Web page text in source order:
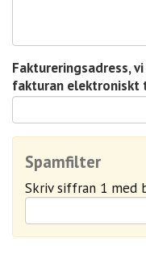
Faktureringsadress,
fakturan elektroniskt
Spamfilter
Skriv siffran 1 med